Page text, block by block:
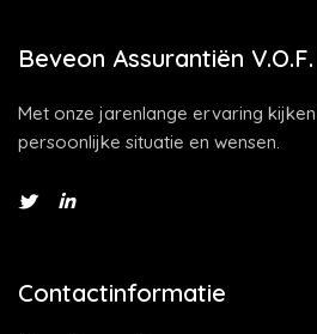
Beveon Assurantiën V.O.F.
Met onze jarenlange ervaring
persoonlijke situatie en wensen.
Contactinformatie